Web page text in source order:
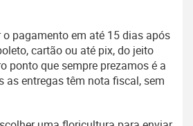
o pagamento em até 15 dias após
cartão ou até pix, do jeito
ponto que sempre prezamos é a
as entregas têm nota fiscal, sem